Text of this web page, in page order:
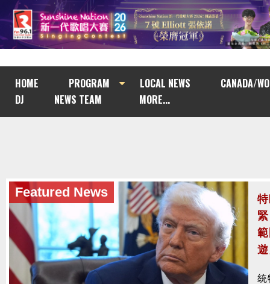
HOME PROGRAM LOCAL NEWS
CANADA/
DJ
NEWS TEAM MORE...
Featured News
槍